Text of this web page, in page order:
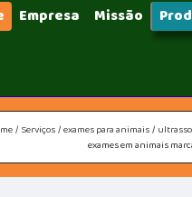
Empresa Missão
Serviços exames para animais
exames em animais